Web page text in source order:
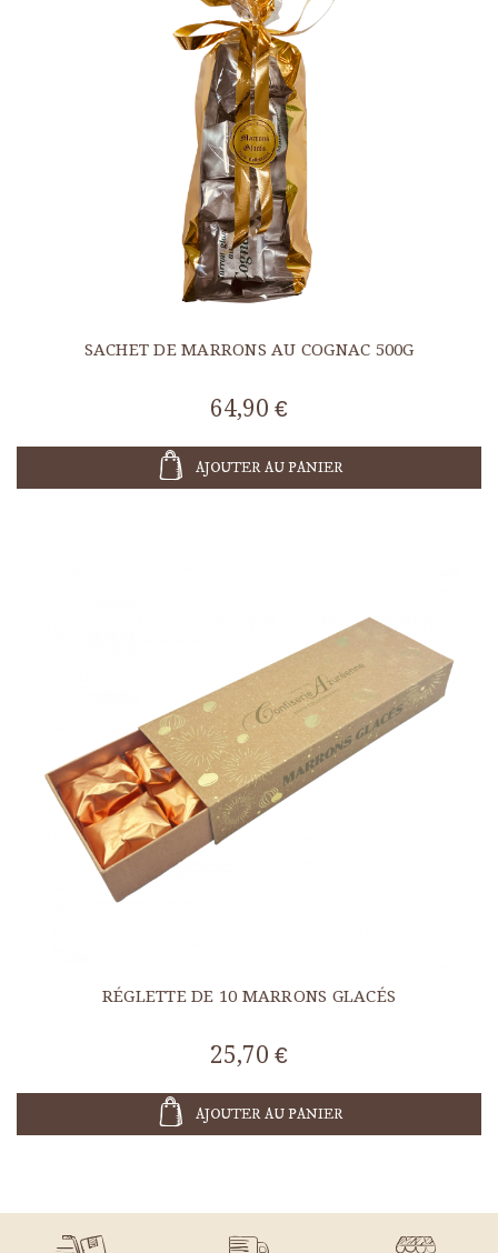
SACHET DE MARRONS AU COGNAC 500G
64,90 €
AJOUTER AU PANIER
RÉGLETTE DE 10 MARRONS GLACÉS
25,70 €
AJOUTER AU PANIER